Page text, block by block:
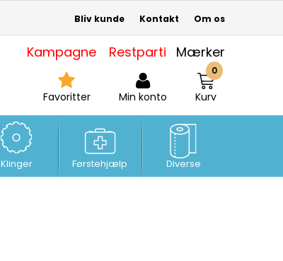
Bliv kunde Kontakt Om os
Kampagne Restparti Mærker
Favoritter Min konto
0
Kurv
Klinger Førstehjælp Diverse